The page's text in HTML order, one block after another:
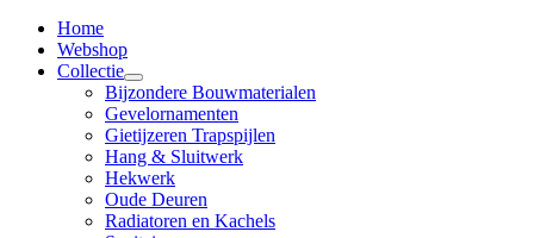
Home
Webshop
Collectie
Bijzondere Bouwmaterialen
Gevelornamenten
Gietijzeren Trapspijlen
Hang & Sluitwerk
Hekwerk
Oude Deuren
Radiatoren en Kachels